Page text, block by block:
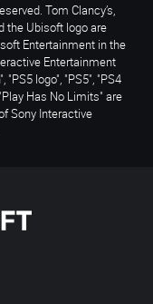
Tom Clancy’s,
the Ubisoft logo are
Entertainment in the
Entertainment
logo", "PS5", "PS4
Has No Limits" are
Sony Interactive